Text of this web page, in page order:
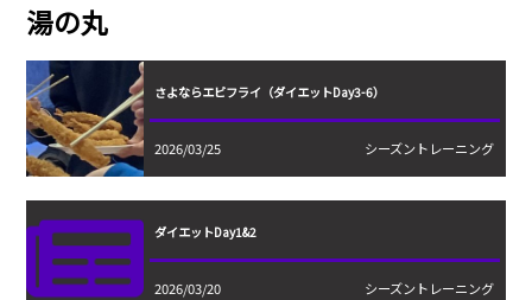
湯の丸
さよならエビフライ（ダイエットDay3-6）
2026/03/25 シーズントレーニング
ダイエットDay1&2
2026/03/20 シーズントレーニング